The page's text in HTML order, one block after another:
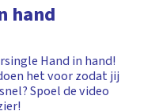
hand
Hand in hand!
het voor zodat jij
Spoel de video